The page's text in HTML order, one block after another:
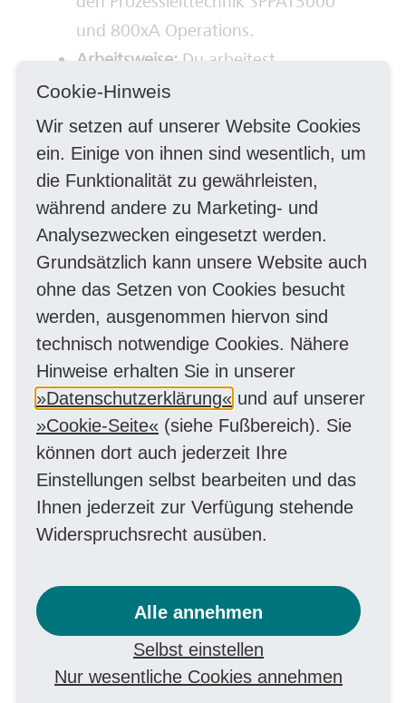
und 800xA Operations.
Arbeitsweise: Du arbeitest
selbstständig,
verantwortungsbewusst und behältst
auch in Störungssituationen den
Überblick.
Team & Persönlichkeit:Teamfähigkeit,
Zuverlässigkeit und ein hohes
Sicherheitsbewusstsein zeichnen Dich
aus.
Mobilität:Du besitzt einen
Führerschein der Klasse B und die
Teilnahme am Rufbereitschaftsdienst
ist für Dich kein Problem.
Freue Dich auf
Folgendes
Du kannst Dich auf einen
unbefristeten Arbeitsvertrag nach
Tarif, Jahressonderzahlungen, 30 Tage
Urlaub, betriebliche Altersvorsorge
Cookie-Hinweis
Wir setzen auf unserer Website Cookies
ein. Einige von ihnen sind wesentlich, um
die Funktionalität zu gewährleisten,
während andere zu Marketing- und
Analysezwecken eingesetzt werden.
Grundsätzlich kann unsere Website auch
ohne das Setzen von Cookies besucht
werden, ausgenommen hiervon sind
technisch notwendige Cookies. Nähere
Hinweise erhalten Sie in unserer
Datenschutzerklärung
und auf unserer
Cookie-Seite
(siehe Fußbereich). Sie
können dort auch jederzeit Ihre
Einstellungen selbst bearbeiten und das
Ihnen jederzeit zur Verfügung stehende
Widerspruchsrecht ausüben.
Alle annehmen
Selbst einstellen
Nur wesentliche Cookies annehmen